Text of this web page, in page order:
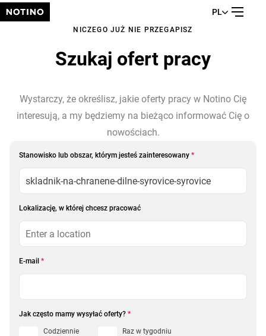
PL
NICZEGO JUŻ NIE PRZEGAPISZ
Szukaj ofert pracy
Wystarczy, że określisz, jakie oferty pracy w Notino Cię
interesują, a my będziemy na bieżąco informować Cię o
nowościach.
Stanowisko lub obszar, którym jesteś zainteresowany *
Lokalizację, w której chcesz pracować
E-mail *
Jak często mamy wysyłać oferty? *
Codziennie Raz w tygodniu